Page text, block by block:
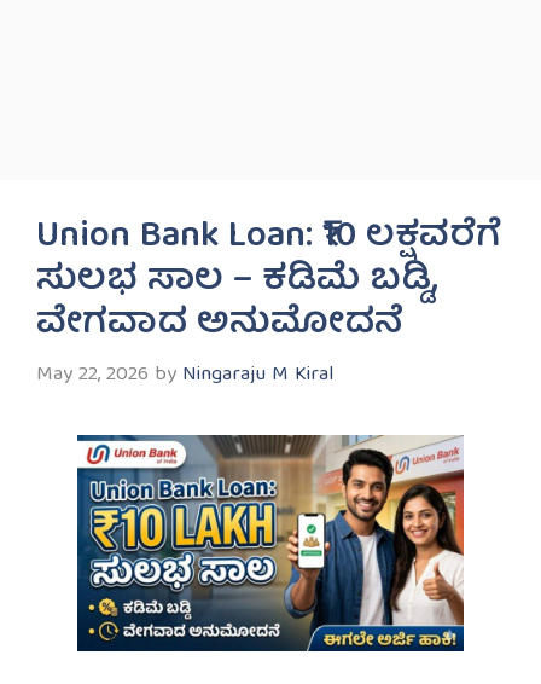
Union Bank Loan: ₹10 ಲಕ್ಷವರೆಗೆ
ಸುಲಭ ಸಾಲ – ಕಡಿಮೆ ಬಡ್ಡಿ,
ವೇಗವಾದ ಅನುಮೋದನೆ
May 22, 2026 by Ningaraju M Kiral